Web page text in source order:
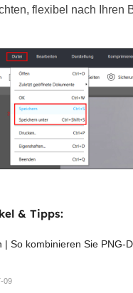
flexibel nach Ihren
& Tipps:
| So kombinieren Sie PNG-
09